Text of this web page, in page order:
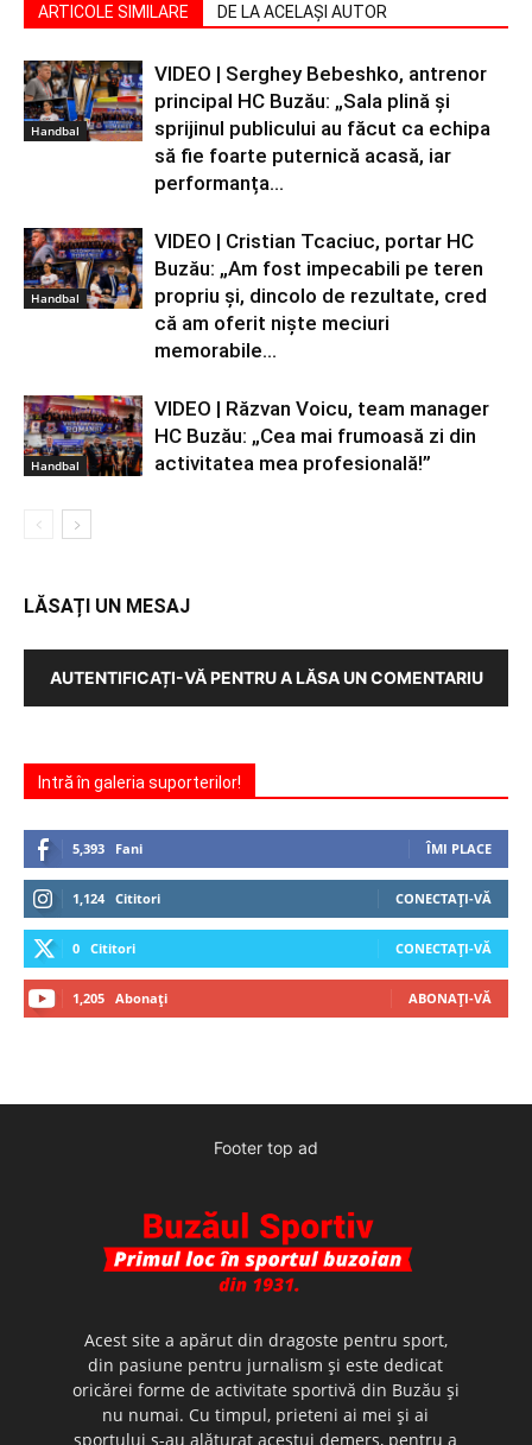
ARTICOLE SIMILARE DE LA ACELAȘI AUTOR
Handbal
VIDEO | Serghey Bebeshko, antrenor
principal HC Buzău: „Sala plină și
sprijinul publicului au făcut ca echipa
să fie foarte puternică acasă, iar
performanța...
Handbal
VIDEO | Cristian Tcaciuc, portar HC
Buzău: „Am fost impecabili pe teren
propriu și, dincolo de rezultate, cred
că am oferit niște meciuri
memorabile...
Handbal
VIDEO | Răzvan Voicu, team manager
HC Buzău: „Cea mai frumoasă zi din
activitatea mea profesională!”
LĂSAȚI UN MESAJ
AUTENTIFICAȚI-VĂ PENTRU A LĂSA UN COMENTARIU
Intră în galeria suporterilor!
5,393 Fani ÎMI PLACE
1,124 Cititori CONECTAȚI-VĂ
0 Cititori CONECTAȚI-VĂ
1,205 Abonați ABONAȚI-VĂ
Footer top ad
Acest site a apărut din dragoste pentru sport,
din pasiune pentru jurnalism şi este dedicat
oricărei forme de activitate sportivă din Buzău şi
nu numai. Cu timpul, prieteni ai mei şi ai
sportului s-au alăturat acestui demers, pentru a